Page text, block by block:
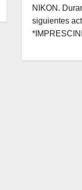
NIKON.
siguientes